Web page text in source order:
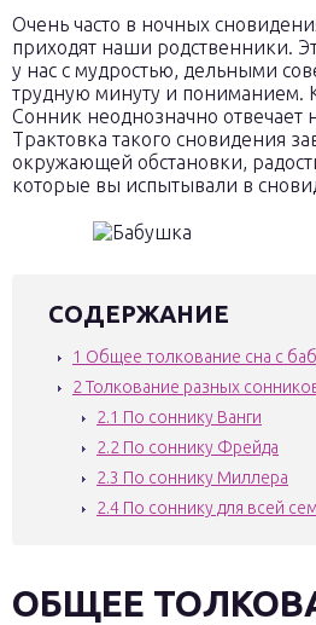
Очень часто в ночных
приходят наши родственники.
у нас с мудростью, дельными
трудную минуту и пониманием.
Сонник неоднозначно отвечает
Трактовка такого сновидения
окружающей обстановки,
которые вы испытывали в
СОДЕРЖАНИЕ
1 Общее толкование сна с
2 Толкование разных
2.1 По соннику Ванги
2.2 По соннику Фрейда
2.3 По соннику Миллера
2.4 По соннику для всей
ОБЩЕЕ